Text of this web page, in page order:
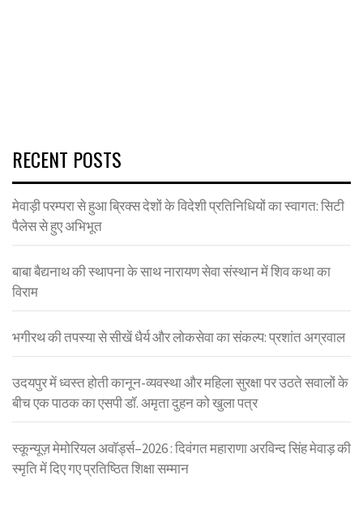
RECENT POSTS
मेवाड़ी परम्परा से हुआ ब्रिक्स देशों के विदेशी प्रतिनिधियों का स्वागत: सिटी
पैलेस से हुए अभिभूत
बाबा बैद्यनाथ की स्थापना के साथ नारायण सेवा संस्थान में शिव कथा का
विराम
भगीरथ की तपस्या से सीखें धैर्य और लोकसेवा का संकल्प: प्रशांत अग्रवाल
उदयपुर में ध्वस्त होती कानून-व्यवस्था और महिला सुरक्षा पर उठते सवालों के
बीच एक पाठक का एसपी डॉ. अमृता दुहन को खुला पत्र
स्कून्यूज़ मेमोरियल अवॉर्ड्स–2026 : दिवंगत महाराणा अरविन्द सिंह मेवाड़ की
स्मृति में दिए गए प्रतिष्ठित शिक्षा सम्मान